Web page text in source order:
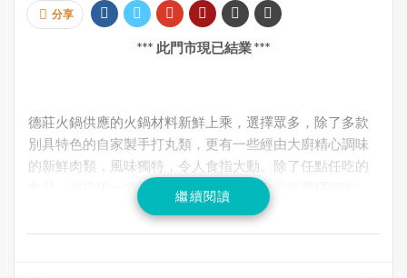
分享
*** 此門市現已結業 ***
德莊火鍋供應的火鍋材料新鮮上乘，選擇眾多，除了多款
別具特色的自家製手打丸類，更有一些經由大廚精心調味
的新鮮肉類，風味獨特，令人食指大動。除了任點任吃的
食品，另提供一些需要額外付費的貴價食品供選擇(例如：
日本和牛)。店內舒適整潔，裝潢雅緻，服務態度真的很一
般，至於價錢則有點小貴，而且湯底需要另外收費。
繼續閱讀